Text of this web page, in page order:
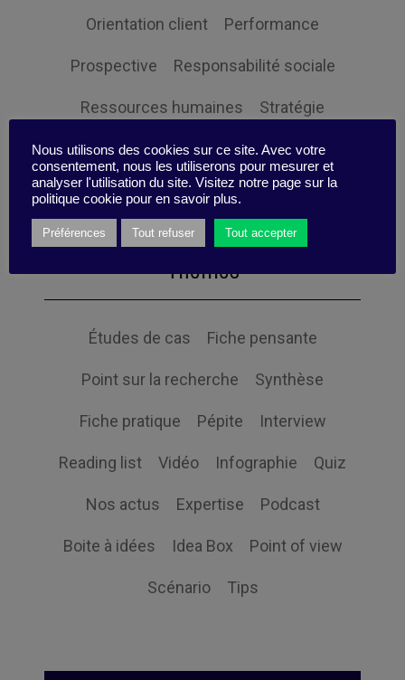
Orientation client Performance
Prospective Responsabilité sociale
Ressources humaines Stratégie
Expertise
Themes
Études de cas Fiche pensante
Point sur la recherche Synthèse
Fiche pratique Pépite Interview
Reading list Vidéo Infographie Quiz
Nos actus Expertise Podcast
Boite à idées Idea Box Point of view
Scénario Tips
Nous utilisons des cookies sur ce site. Avec votre
consentement, nous les utiliserons pour mesurer et
analyser l'utilisation du site. Visitez notre page sur la
politique cookie pour en savoir plus.
Préférences Tout refuser Tout accepter